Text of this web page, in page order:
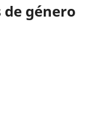
de género